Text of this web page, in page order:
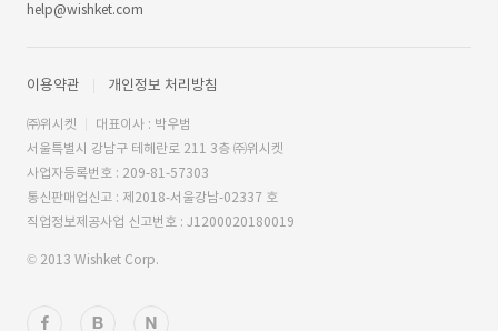
help@wishket.com
이용약관 개인정보 처리방침
㈜위시켓
대표이사 : 박우범
서울특별시 강남구 테헤란로 211 3층 ㈜위시켓
사업자등록번호 : 209-81-57303
통신판매업신고 : 제2018-서울강남-02337 호
직업정보제공사업 신고번호 : J1200020180019
© 2013 Wishket Corp.